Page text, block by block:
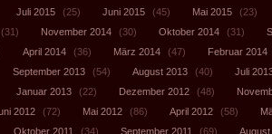
Juli 2015 (25) Juni 2015 (45) Mai 2015
(23)
(31) November 2014 (30) Oktober 2014 (31)
April 2014 (36) März 2014 (47) Februar 2014
September 2013 (54) August 2013 (40)
Juli
Januar 2013 (22) Dezember 2012 (48)
2012 (72) Mai 2012 (86) April 2012 (58)
Oktober 2011 (34) September 2011 (69)
August